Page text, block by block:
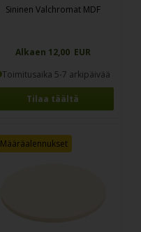
Sininen Valchromat MDF
Alkaen 12,00 EUR
Toimitusaika 5-7 arkipäivää
Tilaa täältä
Määräalennukset